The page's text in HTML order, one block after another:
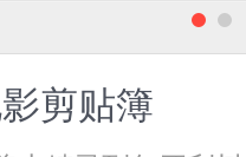
剪贴簿